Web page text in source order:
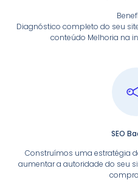
Diagnóstico completo do seu
conteúdo Melhoria na
SEO
Construímos uma estratégia
aumentar a autoridade do seu